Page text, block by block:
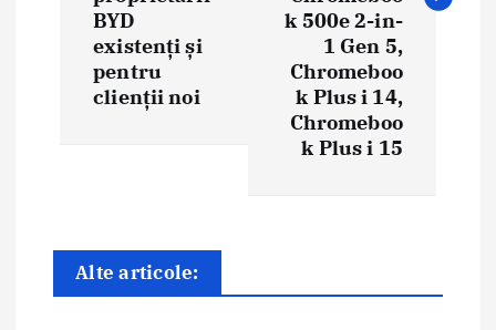
a
r
BYD
existenți și
pentru
clienții noi
k 500e 2-in-
1 Gen 5,
Chromeboo
k Plus i 14,
Chromeboo
k Plus i 15
Alte articole: